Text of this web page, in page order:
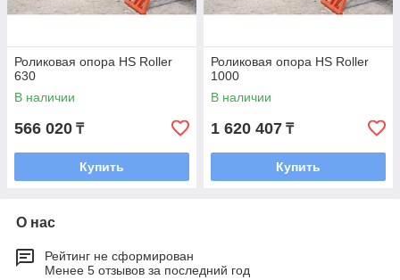
Роликовая опора HS Roller
630
В наличии
566 020 ₸
Купить
Роликовая опора HS Roller
1000
В наличии
1 620 407 ₸
Купить
О нас
Рейтинг не сформирован
Менее 5 отзывов за последний год